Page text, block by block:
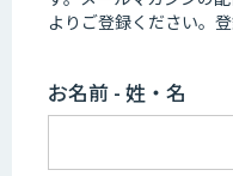
よりご登録ください。登
お名前 - 姓・名